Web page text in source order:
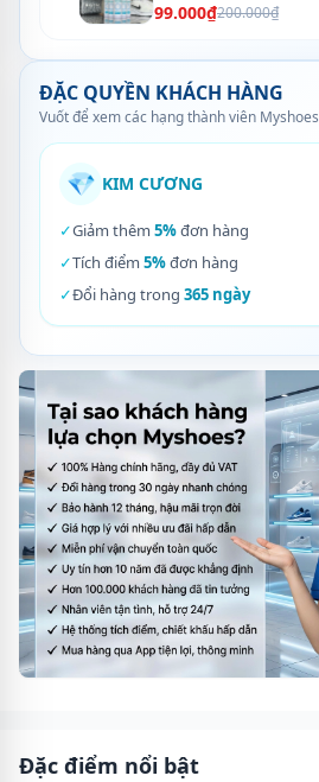
99.000₫200.000₫
ĐẶC QUYỀN KHÁCH HÀNG
Vuốt để xem các hạng thành viên Myshoes
💎 KIM CƯƠNG
✓Giảm thêm 5%đơn hàng
✓Tích điểm 5%đơn hàng
✓Đổi hàng trong 365 ngày
Đặc điểm nổi bật